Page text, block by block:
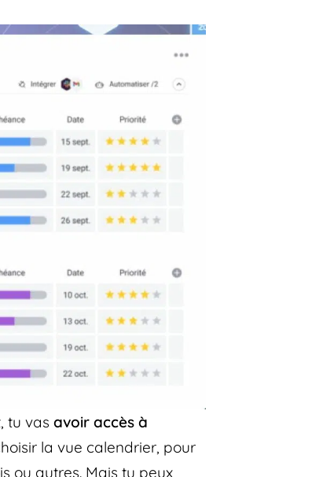
tu vas avoir accès à
la vue calendrier, pour
ou autres. Mais tu peux